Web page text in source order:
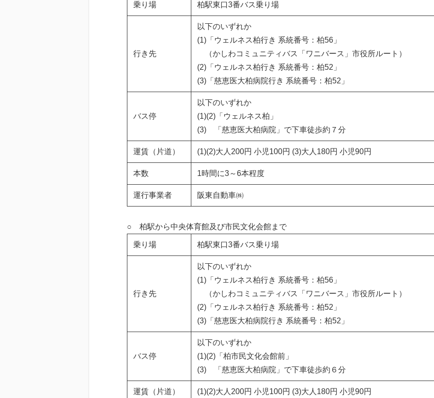
乗り場 柏駅東口3番バス乗り場
行き先
以下のいずれか
(1)「ウェルネス柏行き 系統番号：柏56」
（かしわコミュニティバス「ワニバース」市役所ルート）
(2)「ウェルネス柏行き 系統番号：柏52」
(3)「慈恵医大柏病院行き 系統番号：柏52」
バス停
以下のいずれか
(1)(2)「ウェルネス柏」
(3) 「慈恵医大柏病院」で下車徒歩約７分
運賃（片道） (1)(2)大人200円 小児100円 (3)大人180円 小児90円
本数 1時間に3～6本程度
運行事業者 阪東自動車㈱
○ 柏駅から中央体育館及び市民文化会館まで
乗り場 柏駅東口3番バス乗り場
行き先
以下のいずれか
(1)「ウェルネス柏行き 系統番号：柏56」
（かしわコミュニティバス「ワニバース」市役所ルート）
(2)「ウェルネス柏行き 系統番号：柏52」
(3)「慈恵医大柏病院行き 系統番号：柏52」
バス停
以下のいずれか
(1)(2)「柏市民文化会館前」
(3) 「慈恵医大柏病院」で下車徒歩約６分
運賃（片道） (1)(2)大人200円 小児100円 (3)大人180円 小児90円